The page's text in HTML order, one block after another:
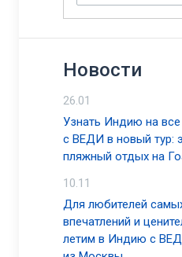
Новости
26.01
Узнать Индию на все
с ВЕДИ в новый тур:
пляжный отдых на
10.11
Для любителей
впечатлений и
летим в Индию с